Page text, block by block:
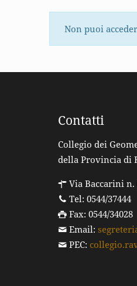
Non puoi
Contatti
Collegio dei
della Provincia di
Via Baccarini n.
Tel: 0544/37444
Fax: 0544/34028
Email:
PEC: